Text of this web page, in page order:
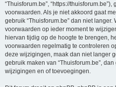
“Thuisforum.be”, “https://
voorwaarden. Als je niet akkoord gaat
gebruik “Thuisforum.be” dan niet langer.
voorwaarden op ieder moment te
hiervan tijdig op de hoogte te brengen,
voorwaarden regelmatig te controleren
deze wijzigingen, maak dan niet langer
gebruik maken van “Thuisforum.be”,
wijzigingen en of toevoegingen.